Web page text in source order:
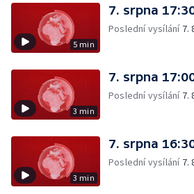
5 min
7. srpna
Poslední vysílání 7.
3 min
7. srpna
Poslední vysílání 7.
3 min
7. srpna
Poslední vysílání 7.